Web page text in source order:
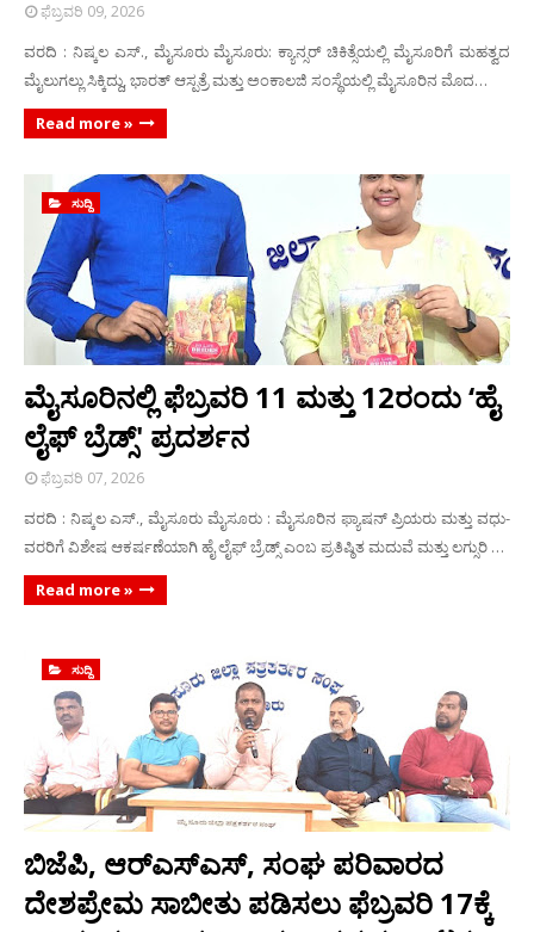
ಫೆಬ್ರವರಿ 09, 2026
ವರದಿ : ನಿಷ್ಕಲ ಎಸ್., ಮೈಸೂರು ಮೈಸೂರು: ಕ್ಯಾನ್ಸರ್ ಚಿಕಿತ್ಸೆಯಲ್ಲಿ ಮೈಸೂರಿಗೆ ಮಹತ್ವದ
ಮೈಲುಗಲ್ಲು ಸಿಕ್ಕಿದ್ದು, ಭಾರತ್ ಆಸ್ಪತ್ರೆ ಮತ್ತು ಅಂಕಾಲಜಿ ಸಂಸ್ಥೆಯಲ್ಲಿ ಮೈಸೂರಿನ ಮೊದ…
Read more »
ಸುದ್ದಿ
ಮೈಸೂರಿನಲ್ಲಿ ಫೆಬ್ರವರಿ 11 ಮತ್ತು 12ರಂದು ‘ಹೈ
ಲೈಫ್ ಬ್ರೆಡ್ಸ್' ಪ್ರದರ್ಶನ
ಫೆಬ್ರವರಿ 07, 2026
ವರದಿ : ನಿಷ್ಕಲ ಎಸ್., ಮೈಸೂರು ಮೈಸೂರು : ಮೈಸೂರಿನ ಫ್ಯಾಷನ್ ಪ್ರಿಯರು ಮತ್ತು ವಧು-
ವರರಿಗೆ ವಿಶೇಷ ಆಕರ್ಷಣೆಯಾಗಿ ಹೈ ಲೈಫ್ ಬ್ರೆಡ್ಸ್ ಎಂಬ ಪ್ರತಿಷ್ಠಿತ ಮದುವೆ ಮತ್ತು ಲಗ್ಸುರಿ …
Read more »
ಸುದ್ದಿ
ಬಿಜೆಪಿ, ಆರ್‌ಎಸ್‌ಎಸ್, ಸಂಘ ಪರಿವಾರದ
ದೇಶಪ್ರೇಮ ಸಾಬೀತು ಪಡಿಸಲು ಫೆಬ್ರವರಿ 17ಕ್ಕೆ